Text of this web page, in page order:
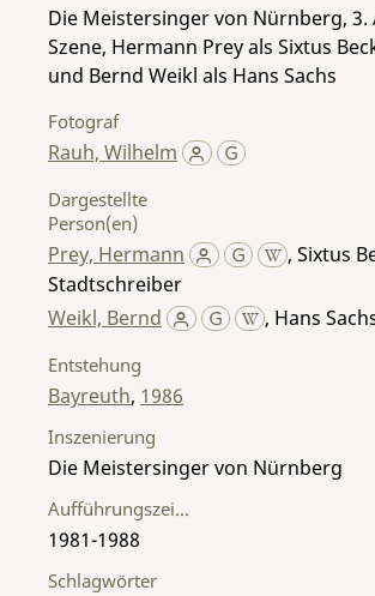
Die Meistersinger von Nürnberg, 3.
Szene, Hermann Prey als Sixtus
und Bernd Weikl als Hans Sachs
Fotograf
Rauh, Wilhelm
Dargestellte
Person(en)
Prey, Hermann , Sixtus
Stadtschreiber
Weikl, Bernd
, Hans
Entstehung
Bayreuth, 1986
Inszenierung
Die Meistersinger von Nürnberg
Aufführungszeitraum
1981-1988
Schlagwörter